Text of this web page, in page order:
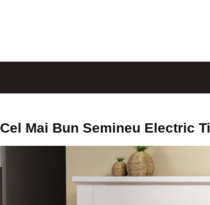
Cel Mai Bun Semineu Electric